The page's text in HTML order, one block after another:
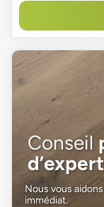
Conseil
d’expert
Nous vous
immédiat.